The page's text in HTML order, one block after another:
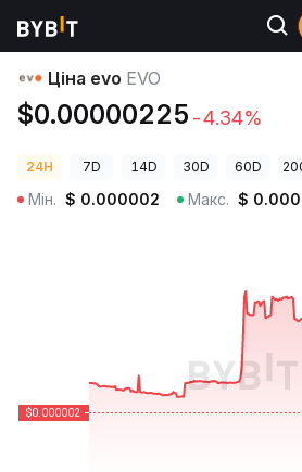
Ціни криптовалют
Ціна evo EVO
$0.00000225 -4.34%
24H 7D 14D 30D 60D
Мін. $ 0.000002 Макс. $